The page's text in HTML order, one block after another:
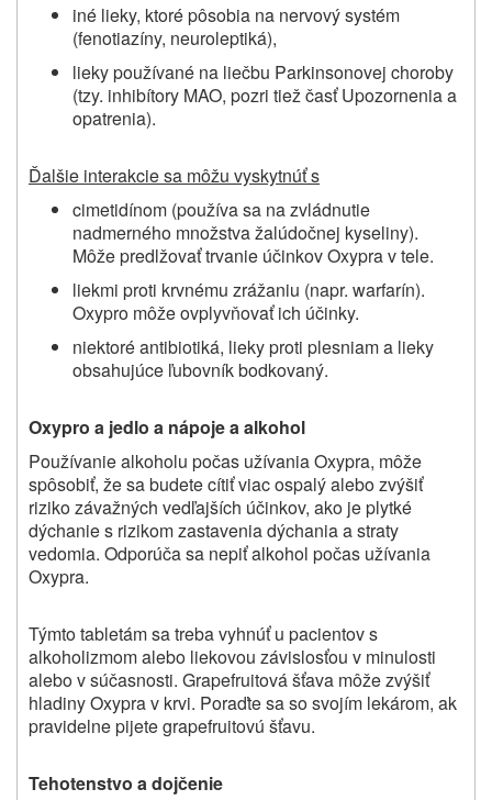
iné lieky, ktoré pôsobia na nervový systém
(fenotiazíny, neuroleptiká),
lieky používané na liečbu Parkinsonovej choroby
(tzy. inhibítory MAO, pozri tiež časť Upozornenia a
opatrenia).
Ďalšie interakcie sa môžu vyskytnúť s
cimetidínom (používa sa na zvládnutie
nadmerného množstva žalúdočnej kyseliny).
Môže predlžovať trvanie účinkov Oxypra v tele.
liekmi proti krvnému zrážaniu (napr. warfarín).
Oxypro môže ovplyvňovať ich účinky.
niektoré antibiotiká, lieky proti plesniam a lieky
obsahujúce ľubovník bodkovaný.
Oxypro a jedlo a nápoje a alkohol
Používanie alkoholu počas užívania Oxypra, môže
spôsobiť, že sa budete cítiť viac ospalý alebo zvýšiť
riziko závažných vedľajších účinkov, ako je plytké
dýchanie s rizikom zastavenia dýchania a straty
vedomia. Odporúča sa nepiť alkohol počas užívania
Oxypra.
Týmto tabletám sa treba vyhnúť u pacientov s
alkoholizmom alebo liekovou závislosťou v minulosti
alebo v súčasnosti. Grapefruitová šťava môže zvýšiť
hladiny Oxypra v krvi. Poraďte sa so svojím lekárom, ak
pravidelne pijete grapefruitovú šťavu.
Tehotenstvo a dojčenie